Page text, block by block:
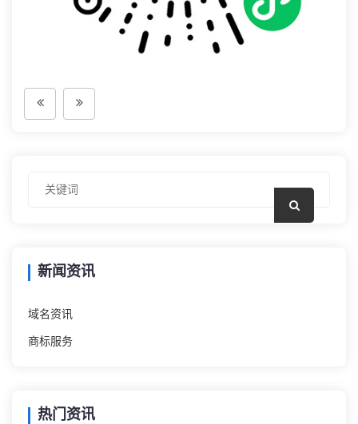
新闻资讯
域名资讯
商标服务
热门资讯